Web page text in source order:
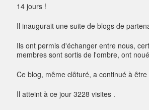
14 jours !
Il inaugurait une suite de blogs de
Ils ont permis d'échanger entre nous,
membres sont sortis de l'ombre, ont
Ce blog, même clôturé, a continué à
Il atteint à ce jour 3228 visites .